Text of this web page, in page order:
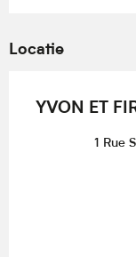
Locatie
YVON ET
1 Rue